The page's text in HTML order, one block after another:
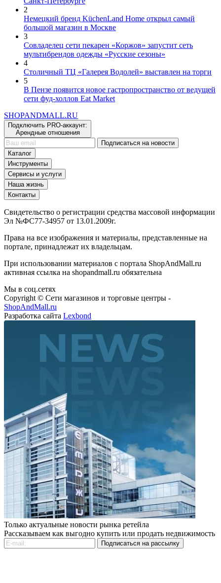
2
Немецкий бренд KüchenLand Home открыл самый
большой магазин в Москве
3
Совладелец сети пекарен «Коржов» запустит сеть
мультибрендов одежды «Русские сезоны»
4
Столичный ТЦ «Галерея Водолей» выставлен на торги
5
В Пензе появится новое гастропространство от ведущей
сети фуд-холлов Eat Market
Подключить PRO-аккаунт:
Арендные отношения
Подписаться на новости
Каталог
Инструменты
Сервисы и услуги
Наша жизнь
Контакты
Эл №ФС77-34957 от 13.01.2009г.
портале, принадлежат их владельцам.
активная ссылка на shopandmall.ru обязательна
Copyright © Сети магазинов и торговые центры -
ShopAndMall.ru
Разработка сайта
Только актуальные новости рынка ретейла
Рассказываем как выгодно купить или продать недвижимость